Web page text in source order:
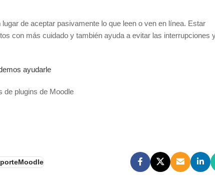
de aceptar pasivamente lo que leen o ven en línea. Estar
con más cuidado y también ayuda a evitar las interrupciones
ayudarle
de plugins de Moodle